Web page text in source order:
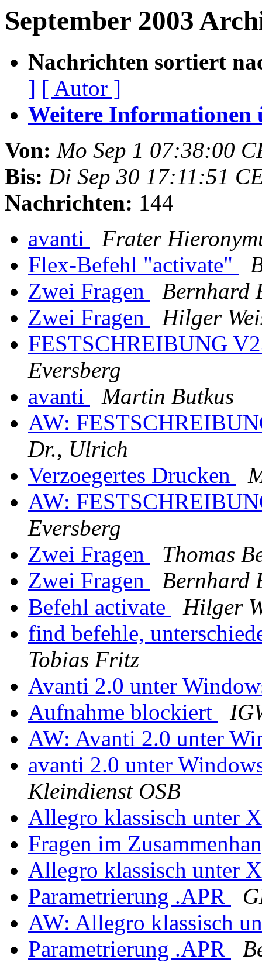
September 2003
Nachrichten sortiert
] [ Autor ]
Weitere Informationen
Von: Mo Sep 1 07:38:00
Bis: Di Sep 30 17:11:51
Nachrichten: 144
avanti
Frater
Flex-Befehl "activate"
Zwei Fragen
Bernhard
Zwei Fragen
Hilger
FESTSCHREIBUNG
Eversberg
avanti
Martin Butkus
AW:
Dr., Ulrich
Verzoegertes Drucken
AW:
Eversberg
Zwei Fragen
Thomas
Zwei Fragen
Bernhard
Befehl activate
Hilger
find befehle,
Tobias Fritz
Avanti 2.0 unter
Aufnahme blockiert
AW: Avanti 2.0 unter
avanti 2.0 unter
Kleindienst OSB
Allegro klassisch unter
Fragen im
Allegro klassisch unter
Parametrierung .APR
AW: Allegro klassisch
Parametrierung .APR